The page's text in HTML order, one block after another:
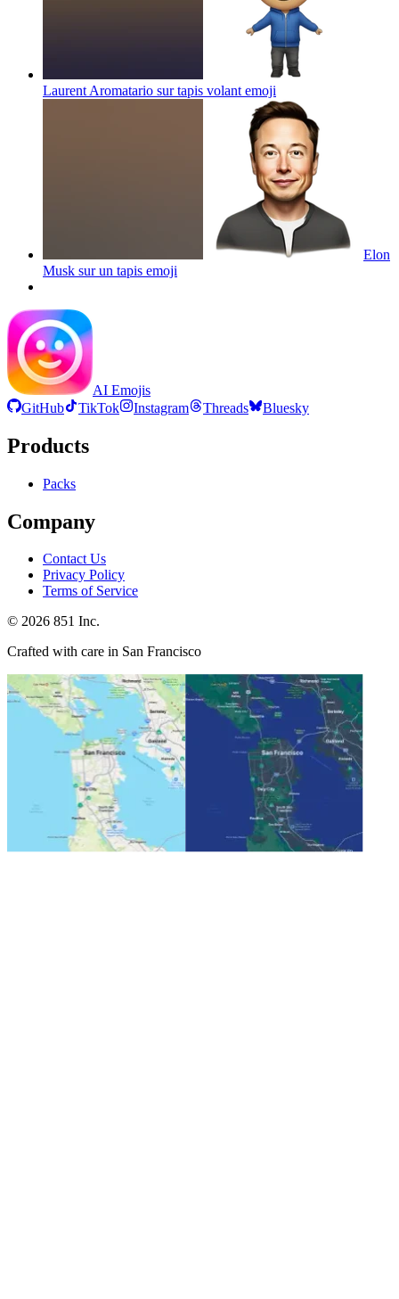
Laurent Aromatario sur tapis volant emoji
Elon
Musk sur un tapis emoji
AI Emojis
GitHub
TikTok Instagram Threads Bluesky
Products
Packs
Company
Contact Us
Privacy Policy
Terms of Service
© 2026 851 Inc.
Crafted with care in San Francisco